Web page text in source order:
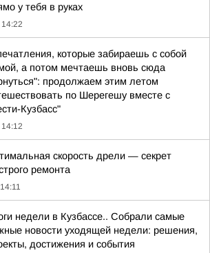
у тебя в руках
14:22
которые забираешь с собой
а потом мечтаешь вновь сюда
продолжаем этим летом
по Шерегешу вместе с
Кузбасс"
14:12
скорость дрели — секрет
ремонта
14:11
недели в Кузбассе.. Собрали самые
новости уходящей недели: решения,
достижения и события